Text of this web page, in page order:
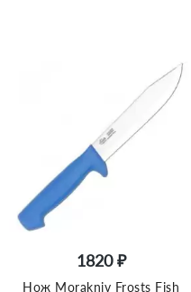
1820 ₽
Нож Morakniv Frosts Fish